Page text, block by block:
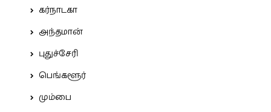
கர்நாடகா
அந்தமான்
புதுச்சேரி
பெங்களூர்
மும்பை